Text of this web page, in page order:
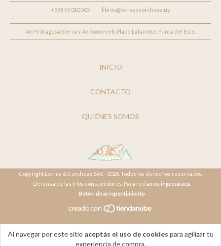
Al navegar por este sitio aceptás el uso de cookies para agilizar tu
experiencia de compra.
+598 95 010 505 libros@letrasycorcheas.uy
Av Pedragosa Sierra y Av Roosevelt, Place Lafayette. Punta del Este.
INICIO
CONTACTO
QUIÉNES SOMOS
Copyright Letras & Corcheas SAS - 2026. Todos los derechos reservados.
Defensa de las y los consumidores. Para reclamos ingresá acá.
Botón de arrepentimiento